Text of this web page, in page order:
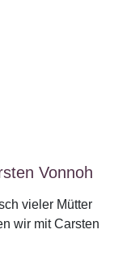
Vonnoh
vieler Mütter
wir mit Carsten